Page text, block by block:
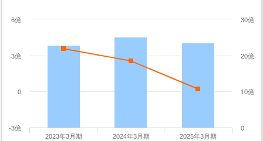
2023年3月期 2024年3月期 2025年3月期
0
10億
20億
30億
-3億
0
3億
6億